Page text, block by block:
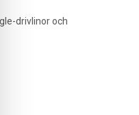
drivlinor och